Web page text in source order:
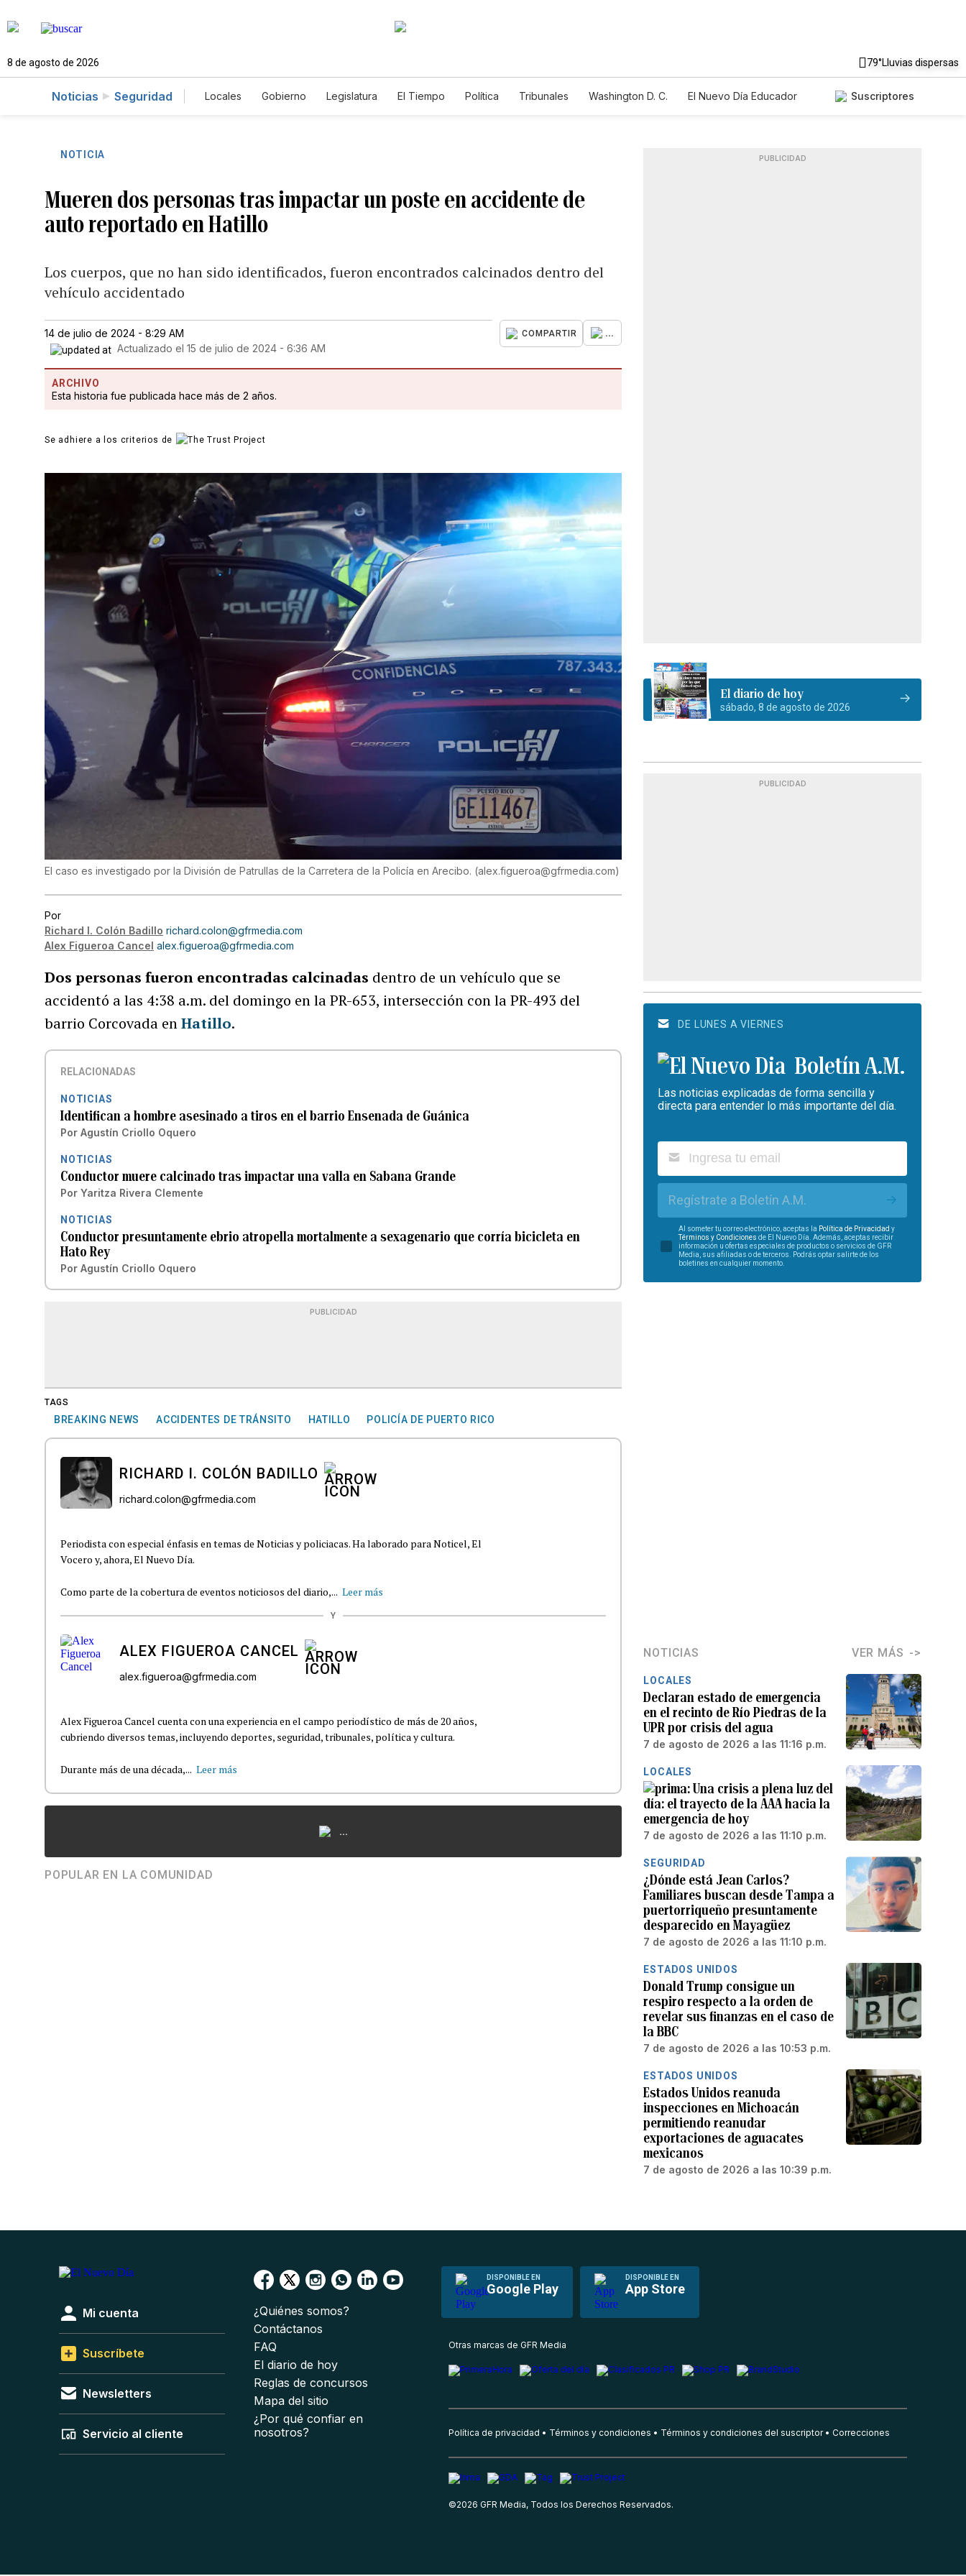
8 de agosto de 2026 79°Lluvias dispersas
Noticias Seguridad Locales Gobierno Legislatura El Tiempo Política Tribunales Washington D. C.
El Nuevo Día Educador
Suscriptores
NOTICIA
Mueren dos personas tras impactar un poste en accidente de
auto reportado en Hatillo
Los cuerpos, que no han sido identificados, fueron encontrados calcinados dentro del
vehículo accidentado
14 de julio de 2024 - 8:29 AM
Actualizado el15 de julio de 2024 - 6:36 AM
COMPARTIR ...
ARCHIVO
Esta historia fue publicada hace más de 2 años.
Se adhiere a los criterios de
El caso es investigado por la División de Patrullas de la Carretera de la Policía en Arecibo. (alex.figueroa@gfrmedia.com)
Por
Richard I. Colón Badillo richard.colon@gfrmedia.com
Alex Figueroa Cancel alex.figueroa@gfrmedia.com
Dos personas fueron encontradas calcinadas dentro de un vehículo que se
accidentó a las 4:38 a.m. del domingo en la PR-653, intersección con la PR-493 del
barrio Corcovada enHatillo.
RELACIONADAS
NOTICIAS
Identifican a hombre asesinado a tiros en el barrio Ensenada de Guánica
Por Agustín Criollo Oquero
NOTICIAS
Conductor muere calcinado tras impactar una valla en Sabana Grande
Por Yaritza Rivera Clemente
NOTICIAS
Conductor presuntamente ebrio atropella mortalmente a sexagenario que corría bicicleta en
Hato Rey
Por Agustín Criollo Oquero
PUBLICIDAD
TAGS
BREAKING NEWS ACCIDENTES DE TRÁNSITO HATILLO POLICÍA DE PUERTO RICO
RICHARD I. COLÓN BADILLO
richard.colon@gfrmedia.com
Periodista con especial énfasis en temas de Noticias y policiacas. Ha laborado para Noticel, El
Vocero y, ahora, El Nuevo Día.
Como parte de la cobertura de eventos noticiosos del diario,... Leer más
Y
ALEX FIGUEROA CANCEL
alex.figueroa@gfrmedia.com
Alex Figueroa Cancel cuenta con una experiencia en el campo periodístico de más de 20 años,
cubriendo diversos temas, incluyendo deportes, seguridad, tribunales, política y cultura.
Durante más de una década,... Leer más
...
POPULAR EN LA COMUNIDAD
PUBLICIDAD
El diario de hoy
sábado, 8 de agosto de 2026
PUBLICIDAD
DE LUNES A VIERNES
Boletín A.M.
Las noticias explicadas de forma sencilla y
directa para entender lo más importante del día.
Regístrate a Boletín A.M.
Al someter tu correo electrónico, aceptas la Política de Privacidad y
Términos y Condiciones de El Nuevo Día. Además, aceptas recibir
información u ofertas especiales de productos o servicios de GFR
Media, sus afiliadas o de terceros. Podrás optar salirte de los
boletines en cualquier momento.
NOTICIAS VER MÁS
LOCALES
Declaran estado de emergencia
en el recinto de Río Piedras de la
UPR por crisis del agua
7 de agosto de 2026 a las 11:16 p.m.
LOCALES
Una crisis a plena luz del
día: el trayecto de la AAA hacia la
emergencia de hoy
7 de agosto de 2026 a las 11:10 p.m.
SEGURIDAD
¿Dónde está Jean Carlos?
Familiares buscan desde Tampa a
puertorriqueño presuntamente
desparecido en Mayagüez
7 de agosto de 2026 a las 11:10 p.m.
ESTADOS UNIDOS
Donald Trump consigue un
respiro respecto a la orden de
revelar sus finanzas en el caso de
la BBC
7 de agosto de 2026 a las 10:53 p.m.
ESTADOS UNIDOS
Estados Unidos reanuda
inspecciones en Michoacán
permitiendo reanudar
exportaciones de aguacates
mexicanos
7 de agosto de 2026 a las 10:39 p.m.
DISPONIBLE EN
Google Play
DISPONIBLE EN
App Store
Mi cuenta
Suscríbete
Newsletters
Servicio al cliente
¿Quiénes somos?
Contáctanos
FAQ
El diario de hoy
Reglas de concursos
Mapa del sitio
¿Por qué confiar en
nosotros?
Otras marcas de GFR Media
Política de privacidad Términos y condiciones Términos y condiciones del suscriptor Correcciones
©2026 GFR Media, Todos los Derechos Reservados.